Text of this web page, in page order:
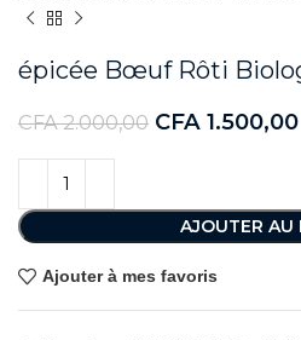
épicée Bœuf Rôti
CFA2.000,00 CFA 1.500,00
AJOUTER AU
Ajouter à mes favoris